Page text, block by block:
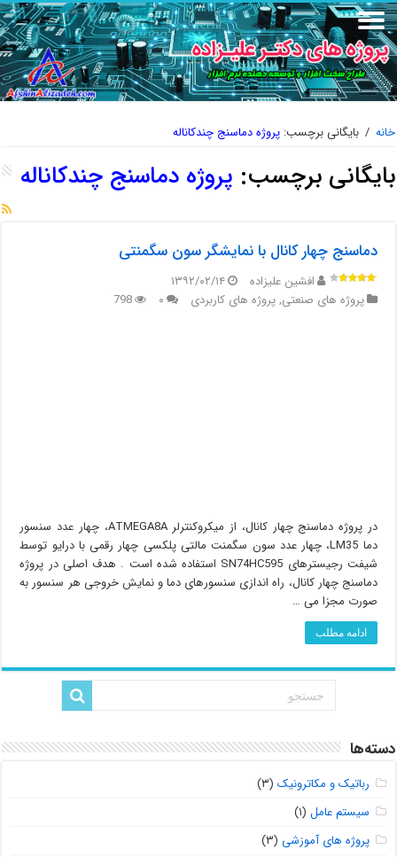
خانه / بایگانی برچسب:پروژه دماسنج چندکاناله
بایگانی برچسب: پروژه دماسنج چندکاناله
دماسنج چهار کانال با نمایشگر سون سگمنتی
افشین علیزاده
۱۳۹۲/۰۲/۱۴
پروژه های صنعتی,پروژه های کاربردی ۰ 798
در پروژه دماسنج چهار کانال، از میکروکنترلر ATMEGA8A، چهار عدد سنسور
دما LM35، چهار عدد سون سگمنت مالتی پلکسی چهار رقمی با درایو توسط
شیفت رجیسترهای SN74HC595 استفاده شده است . هدف اصلی در پروژه
دماسنج چهار کانال، راه اندازی سنسورهای دما و نمایش خروجی هر سنسور به
صورت مجزا می …
ادامه مطلب
دسته‌ها
رباتیک و مکاترونیک (۳)
سیستم عامل (۱)
پروژه های آموزشی (۳)